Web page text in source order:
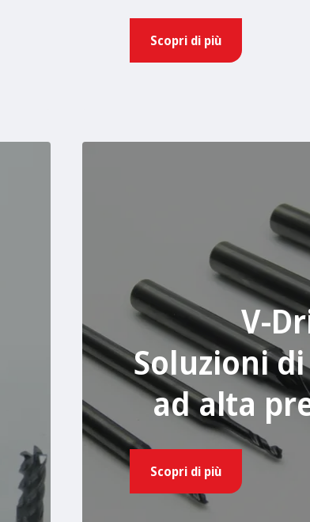
Scopri di più
V-
Soluzioni
ad alta
Scopri di più